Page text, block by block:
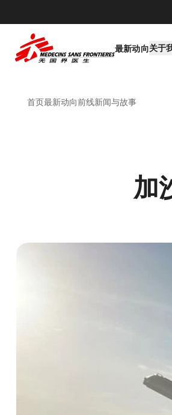
最新动向关于
首页最新动向前线新闻与故事
加